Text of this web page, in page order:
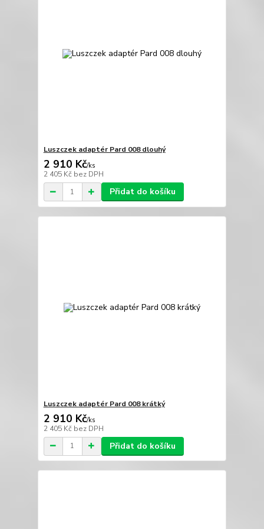
Luszczek adaptér Pard 008 dlouhý
2 910 Kč/ks
2 405 Kč bez DPH
Přidat do košíku
Luszczek adaptér Pard 008 krátký
2 910 Kč/ks
2 405 Kč bez DPH
Přidat do košíku